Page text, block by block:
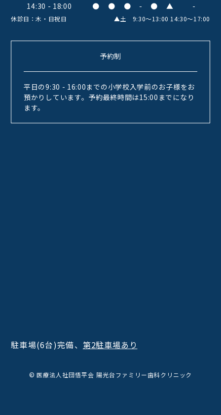
14:30 - 18:00
● ● ● - ● ▲ -
休診日：木・日祝日 ▲土 9:30〜13:00 14:30〜17:00
予約制
平日の9:30 - 16:00までの小学校入学前のお子様をお
預かりしています。予約最終時間は15:00までになり
ます。
駐車場(6台)完備、 第2駐車場あり
© 医療法人社団悟平会 陽光台ファミリー歯科クリニック